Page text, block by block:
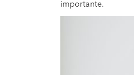
importante.